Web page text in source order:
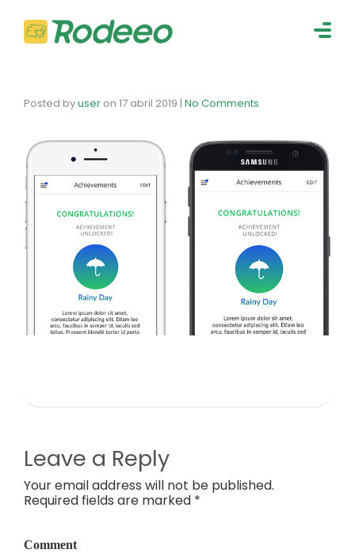
Posted byuser on 17 abril 2019 | No Comments
Leave a Reply
Your email address will not be published.
Required fields are marked *
Comment